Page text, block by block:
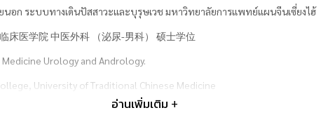
นอก ระบบทางเดินปัสสาวะและบุรุษเวช มหาวิทยาลัยการแพทย์แผนจีนเซี่ยงไฮ้
床医学院 中医外科 （泌尿-男科） 硕士学位
Urology and Andrology.
University of Traditional Chinese Medicine
อ่านเพิ่มเติม +